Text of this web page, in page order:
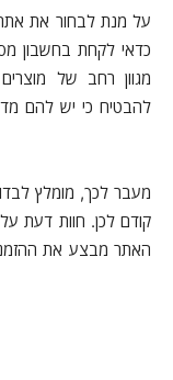
על מנת לבחור את
כדאי לקחת בחשבון
מגוון רחב של
להבטיח כי יש להם
מעבר לכך, מומלץ
קודם לכן. חוות דעת על
האתר מבצע את